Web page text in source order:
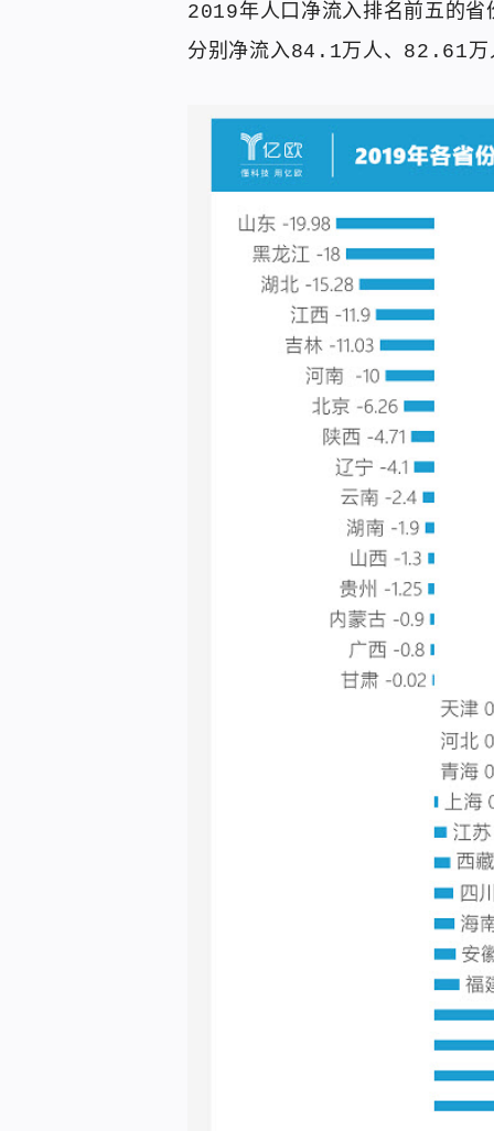
2019年人口净流入排名前五的
分别净流入84.1万人、82.61